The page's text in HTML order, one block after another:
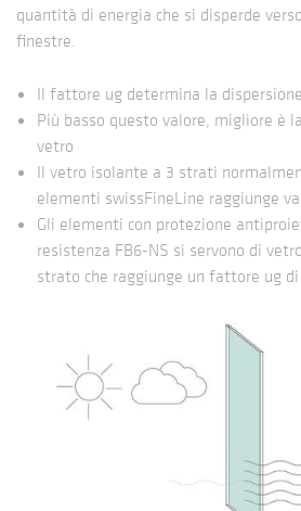
quantità di energia che si disperde
finestre.
Il fattore ug determina la
Più basso questo valore, migliore è
vetro
Il vetro isolante a 3 strati
elementi swissFineLine raggiunge
Gli elementi con protezione
resistenza FB6-NS si servono di
strato che raggiunge un fattore ug di